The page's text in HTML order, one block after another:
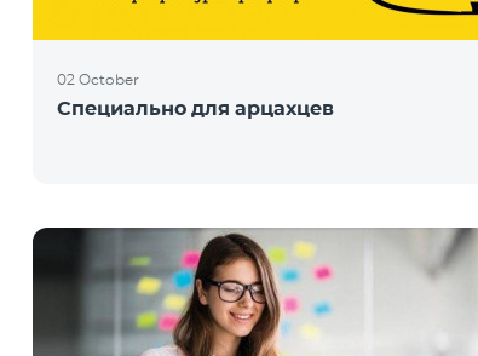
02 October
Специально для арцахцев